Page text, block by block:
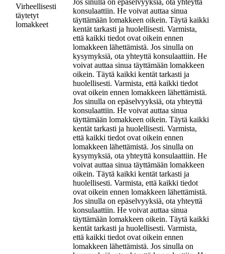
Virheellisesti
täytetyt
lomakkeet
Jos sinulla on epäselvyyksiä, ota yhteyttä
konsulaattiin. He voivat auttaa sinua
täyttämään lomakkeen oikein. Täytä kaikki
kentät tarkasti ja huolellisesti. Varmista,
että kaikki tiedot ovat oikein ennen
lomakkeen lähettämistä. Jos sinulla on
kysymyksiä, ota yhteyttä konsulaattiin. He
voivat auttaa sinua täyttämään lomakkeen
oikein. Täytä kaikki kentät tarkasti ja
huolellisesti. Varmista, että kaikki tiedot
ovat oikein ennen lomakkeen lähettämistä.
Jos sinulla on epäselvyyksiä, ota yhteyttä
konsulaattiin. He voivat auttaa sinua
täyttämään lomakkeen oikein. Täytä kaikki
kentät tarkasti ja huolellisesti. Varmista,
että kaikki tiedot ovat oikein ennen
lomakkeen lähettämistä. Jos sinulla on
kysymyksiä, ota yhteyttä konsulaattiin. He
voivat auttaa sinua täyttämään lomakkeen
oikein. Täytä kaikki kentät tarkasti ja
huolellisesti. Varmista, että kaikki tiedot
ovat oikein ennen lomakkeen lähettämistä.
Jos sinulla on epäselvyyksiä, ota yhteyttä
konsulaattiin. He voivat auttaa sinua
täyttämään lomakkeen oikein. Täytä kaikki
kentät tarkasti ja huolellisesti. Varmista,
että kaikki tiedot ovat oikein ennen
lomakkeen lähettämistä. Jos sinulla on